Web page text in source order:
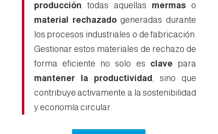
producción todas aquellas mermas o
material rechazadogeneradas durante
los procesos industriales o de fabricación.
Gestionar estos materiales de rechazo de
forma eficiente no solo es clave para
mantener la productividad , sino que
contribuye activamente a la sostenibilidad
y economía circular.